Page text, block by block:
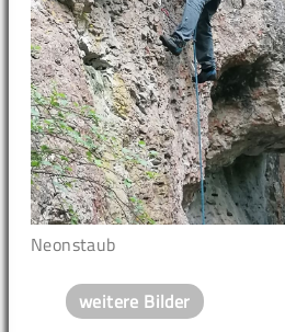
Neonstaub
weitere Bilder